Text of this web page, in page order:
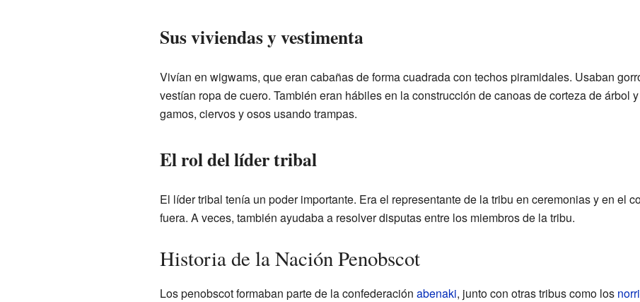
Sus viviendas y vestimenta
Vivían en wigwams, que eran cabañas de forma cuadrada con techos piramidales. Usaban
vestían ropa de cuero. También eran hábiles en la construcción de canoas de corteza de árbol
gamos, ciervos y osos usando trampas.
El rol del líder tribal
El líder tribal tenía un poder importante. Era el representante de la tribu en ceremonias y en el
fuera. A veces, también ayudaba a resolver disputas entre los miembros de la tribu.
Historia de la Nación Penobscot
Los penobscot formaban parte de la confederación abenaki, junto con otras tribus como los